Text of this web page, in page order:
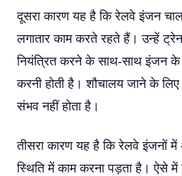
दूसरा कारण यह है कि रेलवे इंजन
लगातार काम करते रहते हैं। उन्हें
नियंत्रित करने के साथ-साथ इंजन के
करनी होती है। शौचालय जाने के
संभव नहीं होता है।
तीसरा कारण यह है कि रेलवे इंजनों
स्थिति में काम करना पड़ता है। ऐसे में